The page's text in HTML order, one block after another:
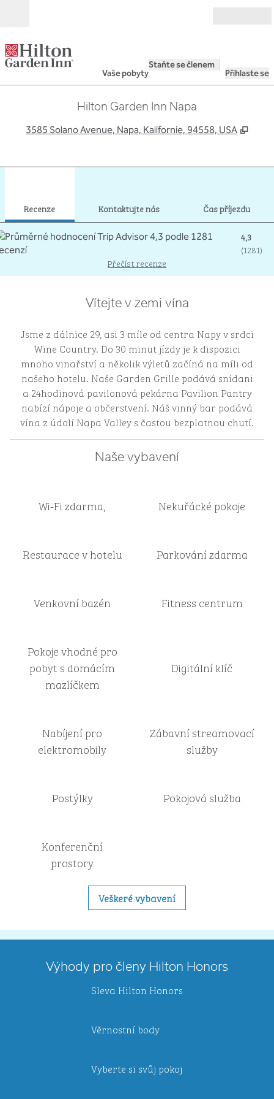
Vaše pobyty
Staňte se členem
Přihlaste se
Hilton Garden Inn Napa
3585 Solano Avenue, Napa, Kalifornie, 94558, USA ,
Recenze Kontaktujte nás Čas příjezdu
4,3
(1281)
Přečíst recenze
Vítejte v zemi vína
Jsme z dálnice 29, asi 3 míle od centra Napy v srdci
Wine Country. Do 30 minut jízdy je k dispozici
mnoho vinařství a několik výletů začíná na míli od
našeho hotelu. Naše Garden Grille podává snídani
a 24hodinová pavilonová pekárna Pavilion Pantry
nabízí nápoje a občerstvení. Náš vinný bar podává
vína z údolí Napa Valley s častou bezplatnou chutí.
Naše vybavení
Wi-Fi zdarma, Nekuřácké pokoje
Restaurace v hotelu Parkování zdarma
Venkovní bazén Fitness centrum
Pokoje vhodné pro
pobyt s domácím
mazlíčkem
Digitální klíč
Nabíjení pro
elektromobily
Zábavní streamovací
služby
Postýlky Pokojová služba
Konferenční
prostory
Veškeré vybavení
Výhody pro členy Hilton Honors
Sleva Hilton Honors
Věrnostní body
Vyberte si svůj pokoj